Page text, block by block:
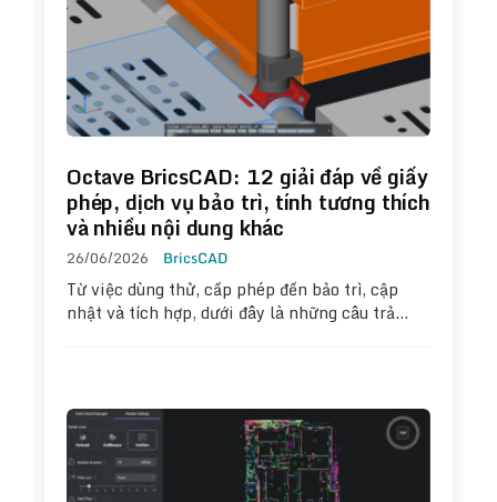
Octave BricsCAD: 12 giải đáp về giấy
phép, dịch vụ bảo trì, tính tương thích
và nhiều nội dung khác
26/06/2026 BricsCAD
Từ việc dùng thử, cấp phép đến bảo trì, cập
nhật và tích hợp, dưới đây là những câu trả…